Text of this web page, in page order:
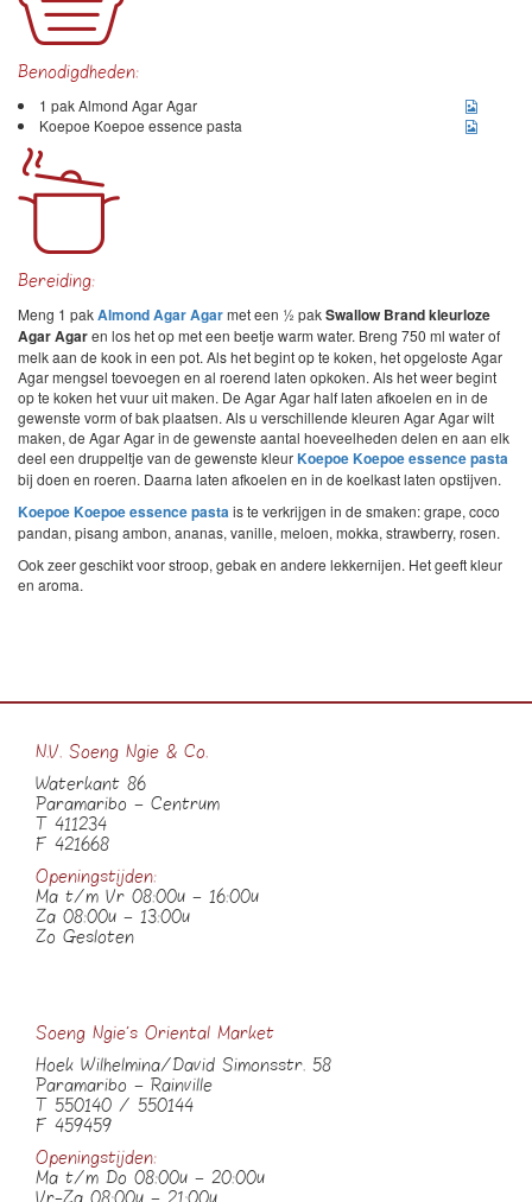
Benodigdheden:
1 pak Almond Agar Agar
Koepoe Koepoe essence pasta
Bereiding:
Meng 1 pakAlmond Agar Agarmet een ½ pakSwallow Brand kleurloze
Agar Agaren los het op met een beetje warm water. Breng 750 ml water of
melk aan de kook in een pot. Als het begint op te koken, het opgeloste Agar
Agar mengsel toevoegen en al roerend laten opkoken. Als het weer begint
op te koken het vuur uit maken. De Agar Agar half laten afkoelen en in de
gewenste vorm of bak plaatsen. Als u verschillende kleuren Agar Agar wilt
maken, de Agar Agar in de gewenste aantal hoeveelheden delen en aan elk
deel een druppeltje van de gewenste kleurKoepoe Koepoe essence pasta
bij doen en roeren. Daarna laten afkoelen en in de koelkast laten opstijven.
Koepoe Koepoe essence pastais te verkrijgen in de smaken: grape, coco
pandan, pisang ambon, ananas, vanille, meloen, mokka, strawberry, rosen.
Ook zeer geschikt voor stroop, gebak en andere lekkernijen. Het geeft kleur
en aroma.
N.V. Soeng Ngie & Co.
Waterkant 86
Paramaribo – Centrum
T 411234
F 421668
Openingstijden:
Ma t/m Vr 08:00u – 16:00u
Za 08:00u – 13:00u
Zo Gesloten
Soeng Ngie’s Oriental Market
Hoek Wilhelmina/David Simonsstr. 58
Paramaribo – Rainville
T 550140 / 550144
F 459459
Openingstijden:
Ma t/m Do 08:00u – 20:00u